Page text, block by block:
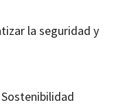
la seguridad y